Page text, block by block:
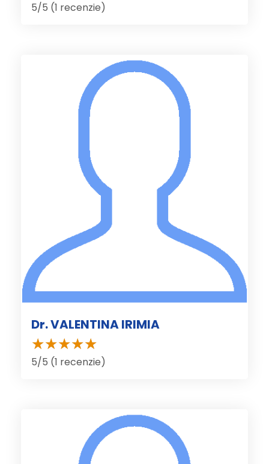
5/5 (1 recenzie)
Dr. VALENTINA IRIMIA
5/5 (1 recenzie)